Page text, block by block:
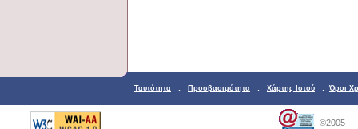
Ταυτότητα : Προσβασιμότητα : Χάρτης Ιστού : Όροι
©2005